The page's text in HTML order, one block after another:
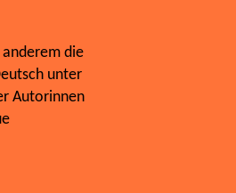
die
unter
Autorinnen